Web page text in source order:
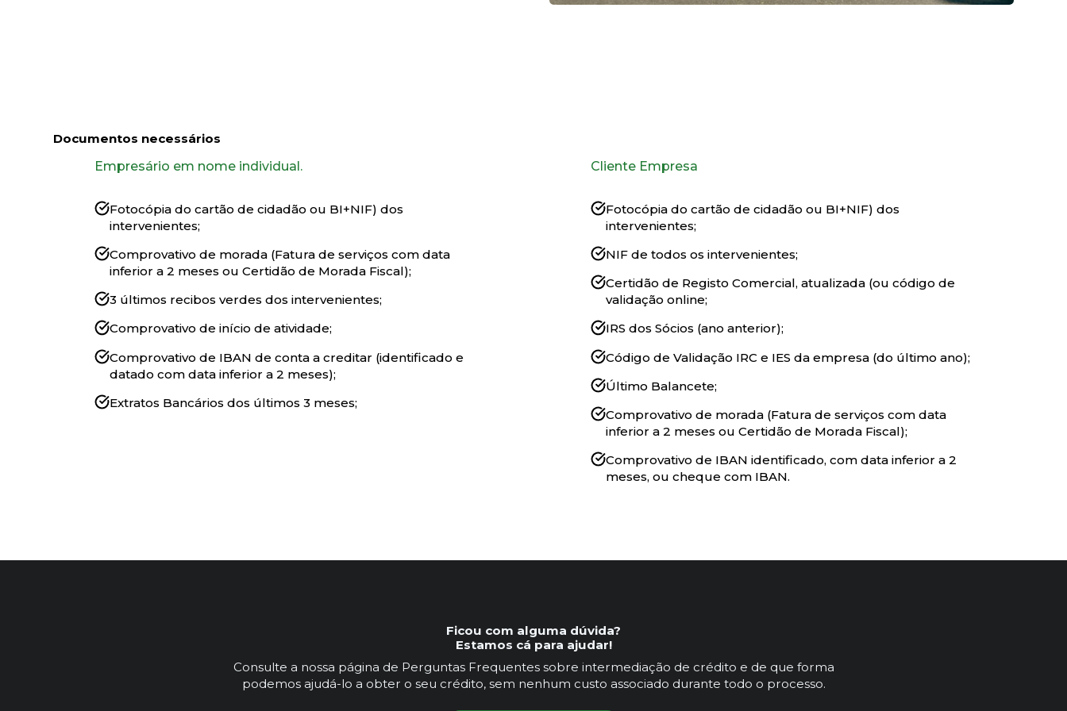
Documentos necessários
Empresário em nome individual.
Fotocópia do cartão de cidadão ou BI+NIF) dos
intervenientes;
Comprovativo de morada (Fatura de serviços com data
inferior a 2 meses ou Certidão de Morada Fiscal);
3 últimos recibos verdes dos intervenientes;
Comprovativo de início de atividade;
Comprovativo de IBAN de conta a creditar (identificado e
datado com data inferior a 2 meses);
Extratos Bancários dos últimos 3 meses;
Cliente Empresa
Fotocópia do cartão de cidadão ou BI+NIF) dos
intervenientes;
NIF de todos os intervenientes;
Certidão de Registo Comercial, atualizada (ou código de
validação online;
IRS dos Sócios (ano anterior);
Código de Validação IRC e IES da empresa (do último ano);
Último Balancete;
Comprovativo de morada (Fatura de serviços com data
inferior a 2 meses ou Certidão de Morada Fiscal);
Comprovativo de IBAN identificado, com data inferior a 2
meses, ou cheque com IBAN.
Ficou com alguma dúvida?
Estamos cá para ajudar!
Consulte a nossa página de Perguntas Frequentes sobre intermediação de crédito e de que forma
podemos ajudá-lo a obter o seu crédito, sem nenhum custo associado durante todo o processo.